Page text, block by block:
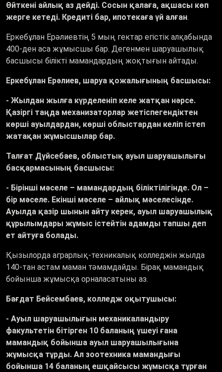
Өйткені айлық аз дейді. Сосын қалаға, ақшасы көп
жерге кетеді. Кредиті бар, ипотекаға үй алған.
Еркебұлан Ерәлиевтің 5 мың гектар егістік алқабында
400-ден аса жұмысшы бар. Дегенмен шаруашылық
басшысы білікті мамандардың жоқтығын айтады.
Еркебұлан Ерәлиев, шаруа қожалығының басшысы:
- Жылдан жылға күрделеніп келе жатқан нәрсе.
Қазіргі таңда механизаторлар жетіспегендіктен
көрші ауылдардан, көрші облыстардан келіп істеп
жатақан жұмысшылар бар.
Талғат Дүйсебаев, облыстық ауыл шаруашылығы
басқармасының басшысы:
- Бірінші мәселе – мамандардың біліктілігінде. Ол –
бір мәселе. Екінші мәселе – айлық мәселесінде.
Ауылда қазір шынын айту керек, ауыл шаруашылық
құрылымдары жұмыс істейтін адамды тапшы деп
ет айтуға болады.
Қызылорда аграрлық-техникалық колледжін жылда
140-тан астам маман тәмамдайды. Бірақ мамандық
бойынша жұмысқа орналасатыны аз.
Бағдат Бейсембаев, колледж оқытушысы:
- Ауыл шаруашылығын механикаландыру
факультетін бітірген 10 баланың үшеуі ғана
мамандық бойынша ауыл шаруашылығына
жұмысқа тұрды. Ал зоотехника мамандығы
бойынша 14 баланың ешқайсысы жұмысқа тұрған